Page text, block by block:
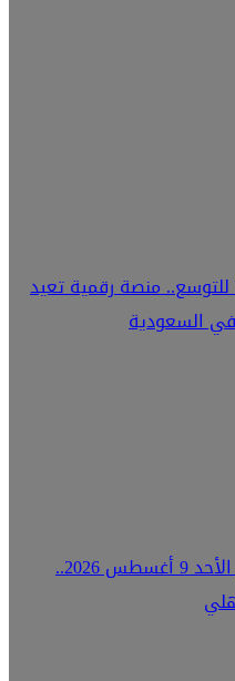
1.1 مليون دولار تدفع Fitting للتوسع.. منصة رقمية تعيد
السعودية
سعر الدولار والعملات اليوم الأحد 9 أغسطس 2026..